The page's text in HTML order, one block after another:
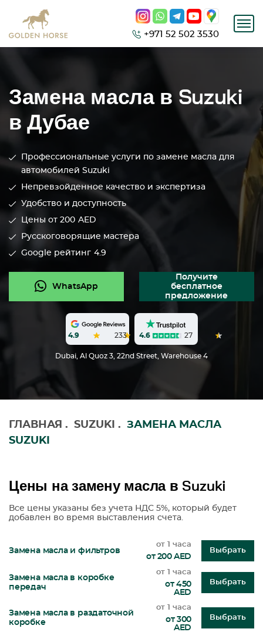
+971 52 502 3530
Замена масла в Suzuki
в Дубае
Профессиональные услуги по замене масла для
автомобилей Suzuki
Непревзойденное качество и экспертиза
Удобство и доступность
Цены от 200 AED
Русскоговорящие мастера
Google рейтинг 4.9
WhatsApp
Получите
бесплатное
предложение
4.9 233 4.6 27
Dubai, Al Quoz 3, 22nd Street, Warehouse 4
ГЛАВНАЯ . SUZUKI .
ЗАМЕНА МАСЛА
SUZUKI
Цены на замену масла в Suzuki
Все цены указаны без учета НДС 5%, который будет
добавлен во время выставления счета.
Замена масла и фильтров
от 1 часа
от 200 AED
Выбрать
Замена масла в коробке
передач
от 1 часа
от 450
AED
Выбрать
Замена масла в раздаточной
коробке
от 1 часа
от 300
AED
Выбрать